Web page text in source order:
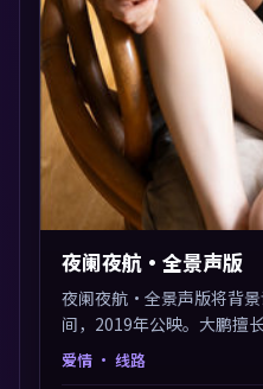
夜阑夜航·全景声版
夜阑夜航·全景声版将背
间，2019年公映。大鹏擅
节奏张弛有度，留白处耐
分布均匀，适合一口气看完
爱情 · 线路